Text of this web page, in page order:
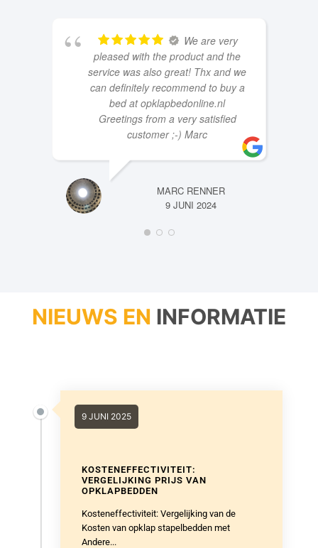
We are very
pleased with the product and the
service was also great! Thx and we
can definitely recommend to buy a
bed at opklapbedonline.nl
Greetings from a very satisfied
customer ;-) Marc
MARC RENNER
9 JUNI 2024
NIEUWS EN INFORMATIE
9 JUNI 2025
KOSTENEFFECTIVITEIT:
VERGELIJKING PRIJS VAN
OPKLAPBEDDEN
Kosteneffectiviteit: Vergelijking van de
Kosten van opklap stapelbedden met
Andere...